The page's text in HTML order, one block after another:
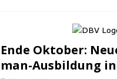
Ende Okto­ber:
man-Aus­bil­dung